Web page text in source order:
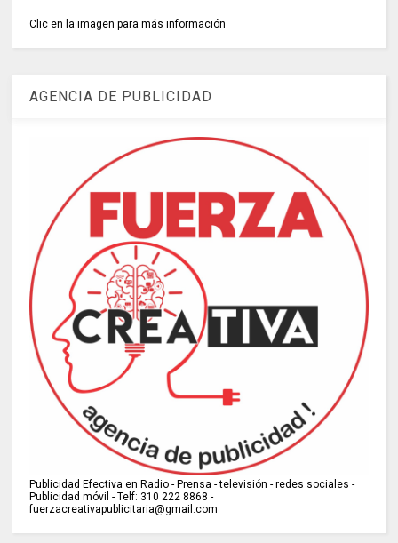
Clic en la imagen para más información
AGENCIA DE PUBLICIDAD
Publicidad Efectiva en Radio - Prensa - televisión - redes sociales -
Publicidad móvil - Telf: 310 222 8868 -
fuerzacreativapublicitaria@gmail.com